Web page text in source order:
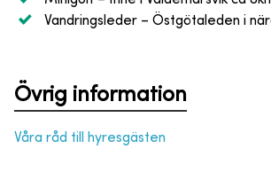
Vandringsleder – Östgötaleden i
Övrig information
Våra råd till hyresgästen